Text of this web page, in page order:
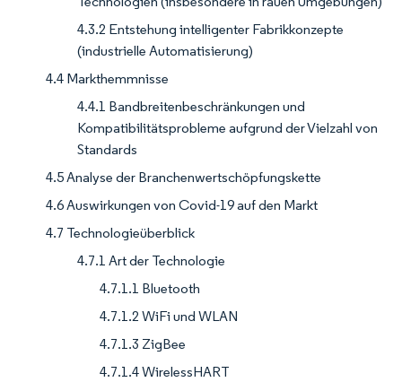
4.3.2 Entstehung intelligenter Fabrikkonzepte
(industrielle Automatisierung)
4.4 Markthemmnisse
4.4.1 Bandbreitenbeschränkungen und
Kompatibilitätsprobleme aufgrund der Vielzahl von
Standards
4.5 Analyse der Branchenwertschöpfungskette
4.6 Auswirkungen von Covid-19 auf den Markt
4.7 Technologieüberblick
4.7.1 Art der Technologie
4.7.1.1 Bluetooth
4.7.1.2 WiFi und WLAN
4.7.1.3 ZigBee
4.7.1.4 WirelessHART